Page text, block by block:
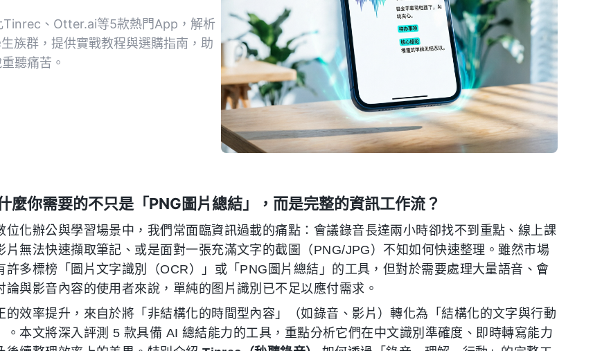
Tinrec、Otter.ai等5款熱門App，解析
族群，提供實戰教程與選購指南，助
聽痛苦。
麼你需要的不只是「PNG圖片總結」，而是完整的資訊工作流？
位化辦公與學習場景中，我們常面臨資訊過載的痛點：會議錄音長達兩小時卻找不到重點、線上課
片無法快速擷取筆記、或是面對一張充滿文字的截圖（PNG/JPG）不知如何快速整理。雖然市場
許多標榜「圖片文字識別（OCR）」或「PNG圖片總結」的工具，但對於需要處理大量語音、會
論與影音內容的使用者來說，單純的图片識別已不足以應付需求。
的效率提升，來自於將「非結構化的時間型內容」（如錄音、影片）轉化為「結構化的文字與行動
。本文將深入評測 5 款具備 AI 總結能力的工具，重點分析它們在中文識別準確度、即時轉寫能力